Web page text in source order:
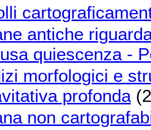
antiche
quiescenza -
morfologici e
profonda
non